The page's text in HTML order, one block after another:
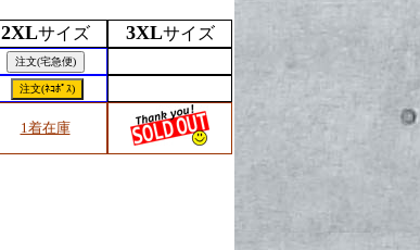
2XLサイズ 3XLサイズ
1着在庫